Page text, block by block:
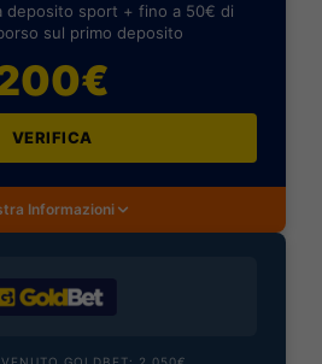
deposito sport + fino a 50€ di
sul primo deposito
VERIFICA
Informazioni